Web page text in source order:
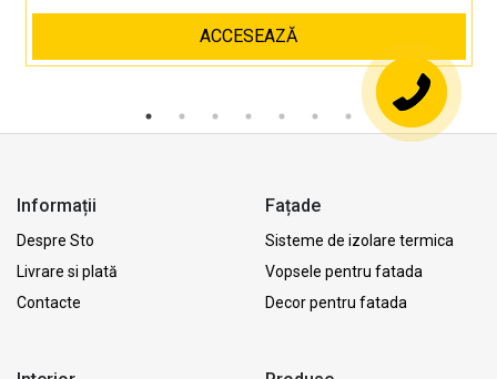
ACCESEAZĂ
Informații
Despre Sto
Livrare si plată
Contacte
Fațade
Sisteme de izolare termica
Vopsele pentru fatada
Decor pentru fatada